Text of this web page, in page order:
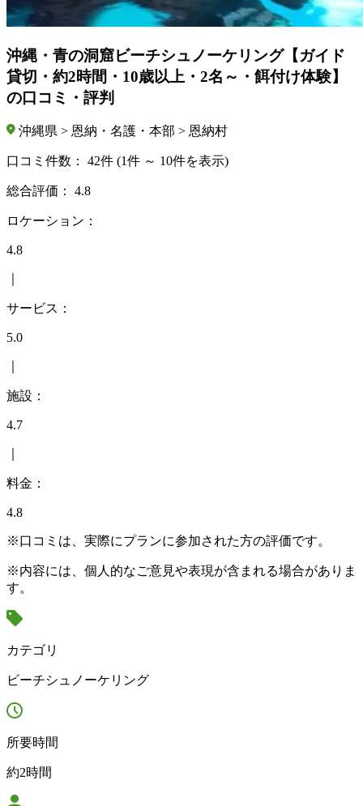
沖縄・青の洞窟ビーチシュノーケリング【ガイド
貸切・約2時間・10歳以上・2名～・餌付け体験】
の口コミ・評判
沖縄県 > 恩納・名護・本部 > 恩納村
口コミ件数： 42件 (1件 ～ 10件を表示)
総合評価： 4.8
ロケーション：
4.8
サービス：
5.0
施設：
4.7
料金：
4.8
※口コミは、実際にプランに参加された方の評価です。
※内容には、個人的なご意見や表現が含まれる場合がありま
す。
カテゴリ
ビーチシュノーケリング
所要時間
約2時間